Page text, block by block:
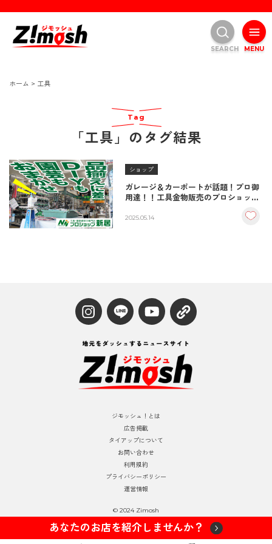
ホーム > 工具
Tag
「工具」のタグ結果
ショップ
ガレージ＆カーポートが話題！プロ御
用達！！工具金物販売のプロショップ
2025.05.14
ジモッシュ！とは
広告掲載
タイアップについて
お問い合わせ
利用規約
プライバシーポリシー
運営情報
© 2024 Zimosh
あなたのお店を紹介しませんか？
MENU
SEARCH